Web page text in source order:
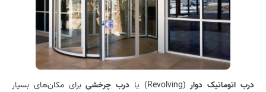
درب اتوماتیک دوار(Revolving) یا درب چرخشیبرای مکان‌های بسیار